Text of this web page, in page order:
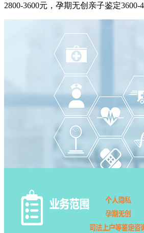
2800-3600元，孕期无创亲子鉴定3600-